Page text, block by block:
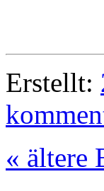
Erstellt:
« ältere